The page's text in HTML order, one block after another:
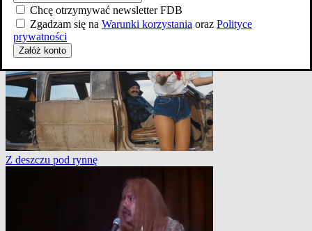
Z deszczu pod rynnę
Z deszczu pod rynnę
Chcę otrzymywać newsletter FDB
Zgadzam się na Warunki korzystania oraz Polityce
prywatności
Załóż konto